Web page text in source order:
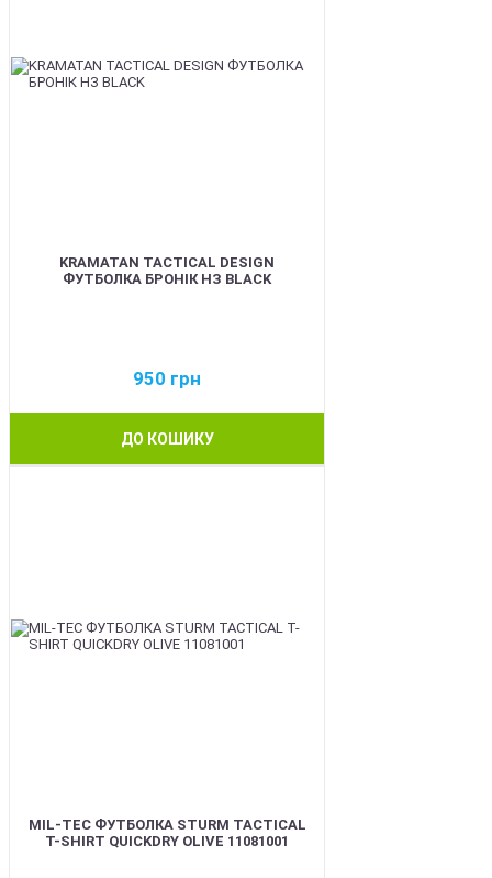
KRAMATAN TACTICAL DESIGN
ФУТБОЛКА БРОНІК НЗ BLACK
950 грн
ДО КОШИКУ
MIL-TEC ФУТБОЛКА STURM TACTICAL
T-SHIRT QUICKDRY OLIVE 11081001